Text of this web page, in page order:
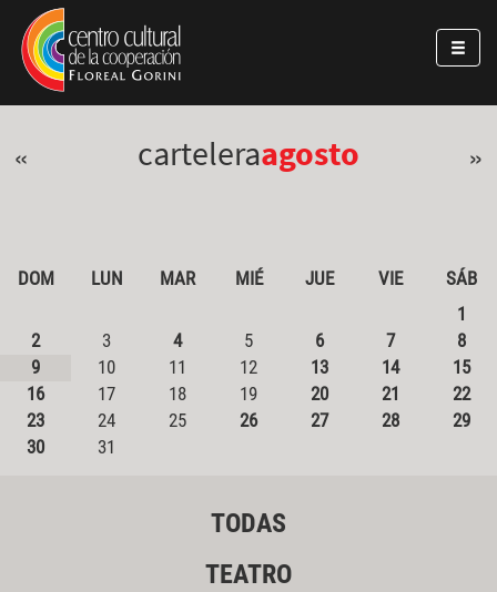
Pasar al contenido principal
Jump to main content
« carteleraagosto »
DOM LUN MAR MIÉ JUE VIE
SÁB
1
2
3 4 5 6 7
8
9
10 11 12 13 14
15
16
17 18 19 20 21
22
23
24 25 26 27 28
29
30
31
TODAS
TEATRO